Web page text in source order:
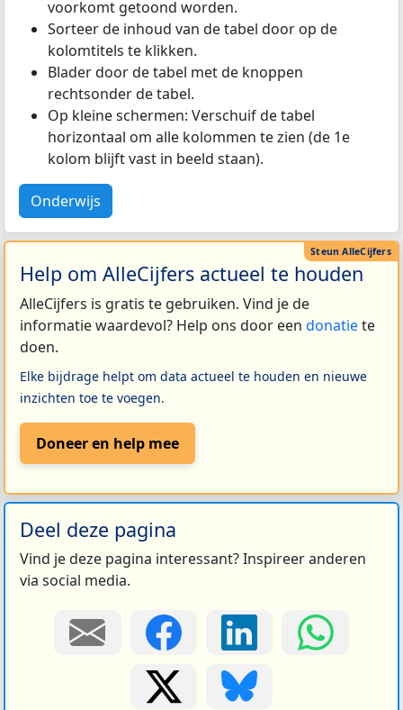
voorkomt getoond worden.
Sorteer de inhoud van de tabel door op de
kolomtitels te klikken.
Blader door de tabel met de knoppen
rechtsonder de tabel.
Op kleine schermen: Verschuif de tabel
horizontaal om alle kolommen te zien (de 1e
kolom blijft vast in beeld staan).
Onderwijs
Help om AlleCijfers actueel te houden
AlleCijfers is gratis te gebruiken. Vind je de
informatie waardevol? Help ons door een donatiete
doen.
Elke bijdrage helpt om data actueel te houden en nieuwe
inzichten toe te voegen.
Doneer en help mee
Deel deze pagina
Vind je deze pagina interessant? Inspireer anderen
via social media.